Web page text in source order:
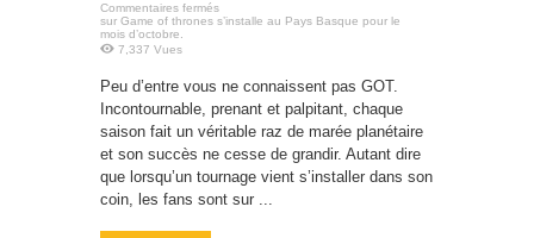
Commentaires fermés
sur Game of thrones s’installe au Pays Basque pour le
mois d’octobre.
7,337 Vues
Peu d’entre vous ne connaissent pas GOT.
Incontournable, prenant et palpitant, chaque
saison fait un véritable raz de marée planétaire
et son succès ne cesse de grandir. Autant dire
que lorsqu’un tournage vient s’installer dans son
coin, les fans sont sur ...